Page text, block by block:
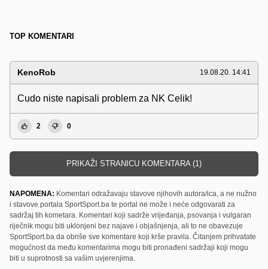
TOP KOMENTARI
KenoRob 19.08.20. 14:41
Cudo niste napisali problem za NK Celik!
2 0
PRIKAŽI STRANICU KOMENTARA (1)
NAPOMENA: Komentari odražavaju stavove njihovih autora/ica, a ne nužno
i stavove portala SportSport.ba te portal ne može i neće odgovarati za
sadržaj tih kometara. Komentari koji sadrže vrijeđanja, psovanja i vulgaran
riječnik mogu biti uklonjeni bez najave i objašnjenja, ali to ne obavezuje
SportSport.ba da obriše sve komentare koji krše pravila. Čitanjem prihvatate
mogućnost da među komentarima mogu biti pronađeni sadržaji koji mogu
biti u suprotnosti sa vašim uvjerenjima.